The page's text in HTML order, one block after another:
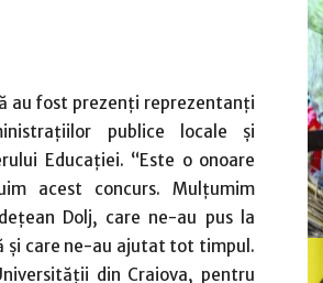
au fost prezenţi reprezentanţi
publice locale şi
Educaţiei. “Este o onoare
acest concurs. Mulţumim
Dolj, care ne-au pus la
şi care ne-au ajutat tot timpul.
din Craiova, pentru